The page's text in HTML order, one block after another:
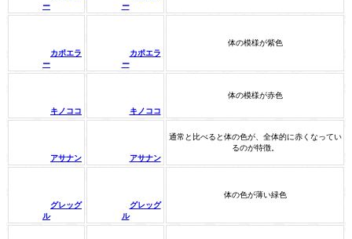
ー
ー
カポエラ
ー
カポエラ
ー
体の模様が紫色
キノココ キノココ
体の模様が赤色
アサナン アサナン
通常と比べると体の色が、全体的に赤くなってい
るのが特徴。
グレッグ
ル
グレッグ
ル
体の色が薄い緑色